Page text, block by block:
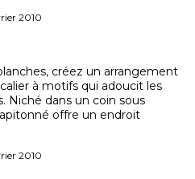
2010
créez un arrangement
à motifs qui adoucit les
Niché dans un coin sous
offre un endroit
2010